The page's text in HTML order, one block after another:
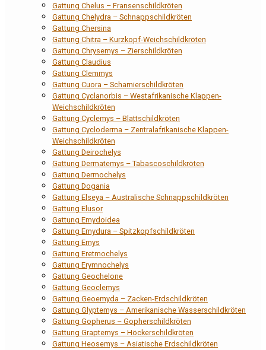
Gattung Chelus – Fransenschildkröten
Gattung Chelydra – Schnappschildkröten
Gattung Chersina
Gattung Chitra – Kurzkopf-Weichschildkröten
Gattung Chrysemys – Zierschildkröten
Gattung Claudius
Gattung Clemmys
Gattung Cuora – Scharnierschildkröten
Gattung Cyclanorbis – Westafrikanische Klappen-
Weichschildkröten
Gattung Cyclemys – Blattschildkröten
Gattung Cycloderma – Zentralafrikanische Klappen-
Weichschildkröten
Gattung Deirochelys
Gattung Dermatemys – Tabascoschildkröten
Gattung Dermochelys
Gattung Dogania
Gattung Elseya – Australische Schnappschildkröten
Gattung Elusor
Gattung Emydoidea
Gattung Emydura – Spitzkopfschildkröten
Gattung Emys
Gattung Eretmochelys
Gattung Erymnochelys
Gattung Geochelone
Gattung Geoclemys
Gattung Geoemyda – Zacken-Erdschildkröten
Gattung Glyptemys – Amerikanische Wasserschildkröten
Gattung Gopherus – Gopherschildkröten
Gattung Graptemys – Höckerschildkröten
Gattung Heosemys – Asiatische Erdschildkröten